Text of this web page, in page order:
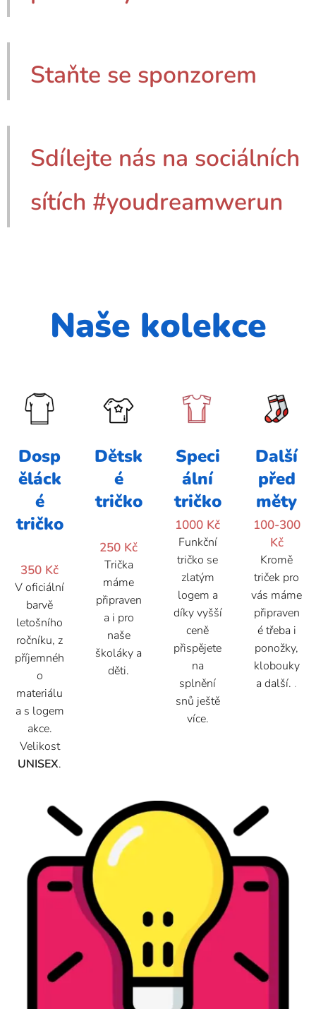
Staňte se sponzorem
Sdílejte nás na sociálních
sítích #youdreamwerun
Naše kolekce
Dosp
ěláck
é
tričko
350 Kč
V oficiální
barvě
letošního
ročníku, z
příjemnéh
o
materiálu
a s logem
akce.
Velikost
UNISEX.
Dětsk
é
tričko
250 Kč
Trička
máme
připraven
a i pro
naše
školáky a
děti.
Speci
ální
tričko
1000 Kč
Funkční
tričko se
zlatým
logem a
díky vyšší
ceně
přispějete
na
splnění
snů ještě
více.
Další
před
měty
100-300
Kč
Kromě
triček pro
vás máme
připraven
é třeba i
ponožky,
klobouky
a další. .